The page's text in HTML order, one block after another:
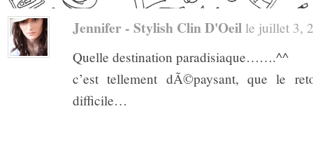
Jennifer - Stylish Clin D'Oeil le juillet 3,
Quelle destination paradisiaque…….^^
c’est tellement dÃ©paysant, que le
difficile…